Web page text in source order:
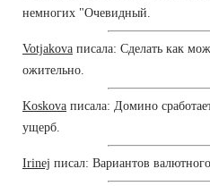
немногих "Очевидный.
Votjakova писала: Сделать как
ожительно.
Koskova писала: Домино
ущерб.
Irinej писал: Вариантов